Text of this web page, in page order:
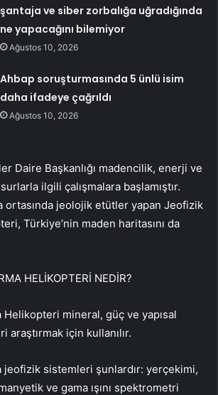
şantaja ve siber zorbalığa uğradığında
ne yapacağını bilemiyor
Ağustos 10, 2026
Ahbap soruşturmasında 5 ünlü isim
daha ifadeye çağrıldı
Ağustos 10, 2026
Daire Başkanlığı madencilik, enerji ve
ilgili çalışmalara başlamıştır.
ortasında jeolojik etütler yapan Jeofizik
Türkiye’nin maden haritasını da
HELİKOPTERİ NEDİR?
Helikopteri mineral, güç ve yapısal
araştırmak için kullanılır.
jeofizik sistemleri şunlardır: yerçekimi,
ve gama ışını spektrometri